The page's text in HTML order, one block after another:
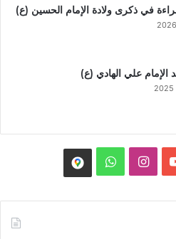
في ذكرى ولادة الإمام الحسين (ع)
الإمام علي الهادي (ع)
YouTube
Instagram
WhatsApp